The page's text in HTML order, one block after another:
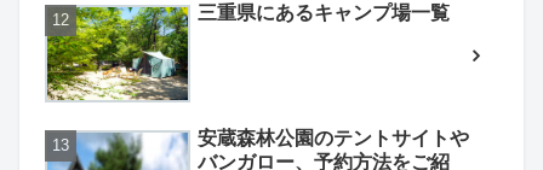
三重県にあるキャンプ場一覧
安蔵森林公園のテントサイトや
バンガロー、予約方法をご紹